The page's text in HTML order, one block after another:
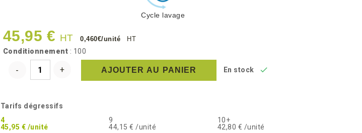
Cycle lavage
45,95 € HT 0,460€/unité HT
Conditionnement : 100
AJOUTER AU PANIER En stock 
Tarifs dégressifs
4
45,95 € /unité
9
44,15 € /unité
10+
42,80 € /unité